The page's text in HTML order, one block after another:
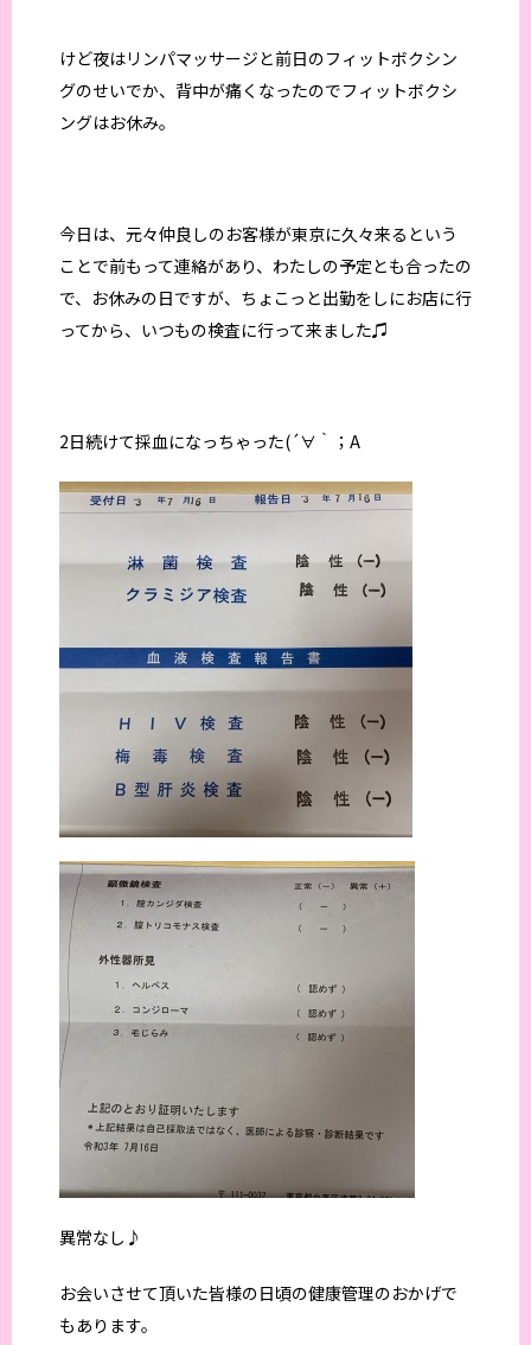
けど夜はリンパマッサージと前日のフィットボクシン
グのせいでか、背中が痛くなったのでフィットボクシ
ングはお休み。
今日は、元々仲良しのお客様が東京に久々来るという
ことで前もって連絡があり、わたしの予定とも合ったの
で、お休みの日ですが、ちょこっと出勤をしにお店に行
ってから、いつもの検査に行って来ました♫
2日続けて採血になっちゃった(´∀｀；A
異常なし♪
お会いさせて頂いた皆様の日頃の健康管理のおかげで
もあります。